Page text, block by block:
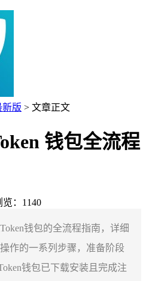
新版 > 文章正文
钱包全流程
览：1140
钱包的全流程指南，详细
作的一系列步骤，准备阶段
钱包已下载安装且完成注